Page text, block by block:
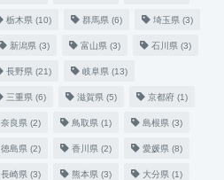
栃木県 (10) 群馬県 (6) 埼玉県 (3)
新潟県 (3) 富山県 (3) 石川県 (3)
長野県 (21) 岐阜県 (13)
三重県 (6) 滋賀県 (5) 京都府 (1)
奈良県 (2) 鳥取県 (1) 島根県 (3)
徳島県 (2) 香川県 (2) 愛媛県 (8)
長崎県 (3) 熊本県 (3) 大分県 (1)